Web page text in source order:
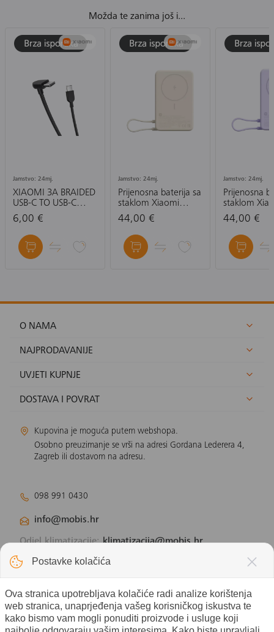
Možda te zanima još i...
Jamstvo: 24mj.
XIAOMI 3A BRAIDED
USB-C TO USB-C
CABLE (10CM)-
KABEL
6,00 €
Jamstvo: 24mj.
Prijenosna baterija sa
staklom Xiaomi
Magnetic Power
Bank 10000 mAh
with Built-in Stand,
ljubičasta, bež
44,00 €
Jamstvo: 24mj.
Prijenosna
staklom
Magnetic
Bank 10000
with Built-in
ljubičasta
44,00 €
O NAMA
NAJPRODAVANIJE
UVJETI KUPNJE
DOSTAVA I POVRAT
Kupovina je moguća putem webshopa.
Osobno preuzimanje se vrši na adresi Gordana Lederera 4,
Zagreb ili dostavom na adresu.
098 991 0430
info@mobis.hr
Odjel klimatizacije:klimatizacija@mobis.hr
Odjel solarnih panela:
Postavke kolačića
Ova stranica upotrebljava kolačiće radi analize korištenja
web stranica, unaprjeđenja vašeg korisničkog iskustva te
kako bismo vam mogli ponuditi proizvode i usluge koji